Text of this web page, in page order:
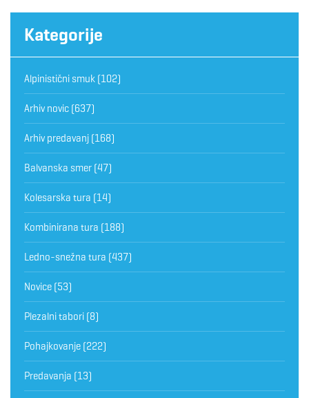
Kategorije
Alpinistični smuk (102)
Arhiv novic (637)
Arhiv predavanj (168)
Balvanska smer (47)
Kolesarska tura (14)
Kombinirana tura (188)
Ledno-snežna tura (437)
Novice (53)
Plezalni tabori (8)
Pohajkovanje (222)
Predavanja (13)